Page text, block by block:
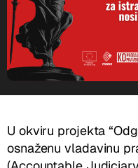
U okviru projekta
osnaženu vladavinu